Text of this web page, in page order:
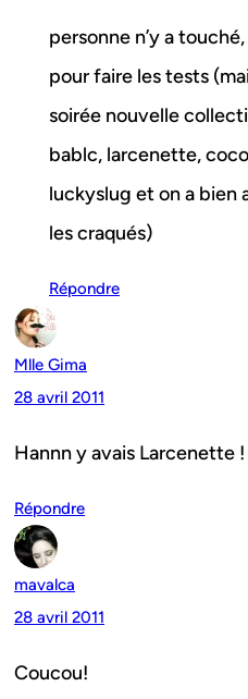
personne n’y a
pour faire les tests
soirée nouvelle
bablc, larcenette,
luckyslug et on a bien
les craqués)
Répondre
Mlle Gima
28 avril 2011
Hannn y avais Larcenette !
Répondre
mavalca
28 avril 2011
Coucou!